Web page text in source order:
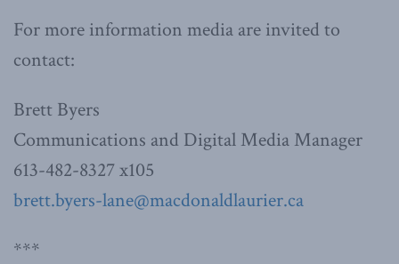
For more information media are invited to
contact:
Brett Byers
Communications and Digital Media Manager
613-482-8327 x105
brett.byers-lane@macdonaldlaurier.ca
***